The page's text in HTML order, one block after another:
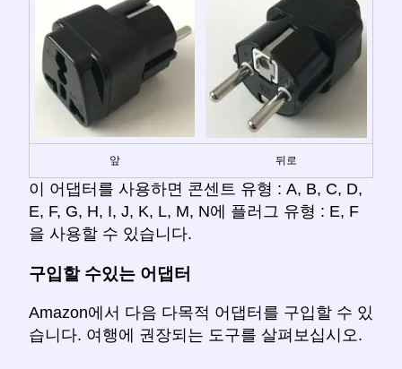
앞 뒤로
이 어댑터를 사용하면 콘센트 유형 : A, B, C, D,
E, F, G, H, I, J, K, L, M, N에 플러그 유형 : E, F
을 사용할 수 있습니다.
구입할 수있는 어댑터
Amazon에서 다음 다목적 어댑터를 구입할 수 있
습니다. 여행에 권장되는 도구를 살펴보십시오.